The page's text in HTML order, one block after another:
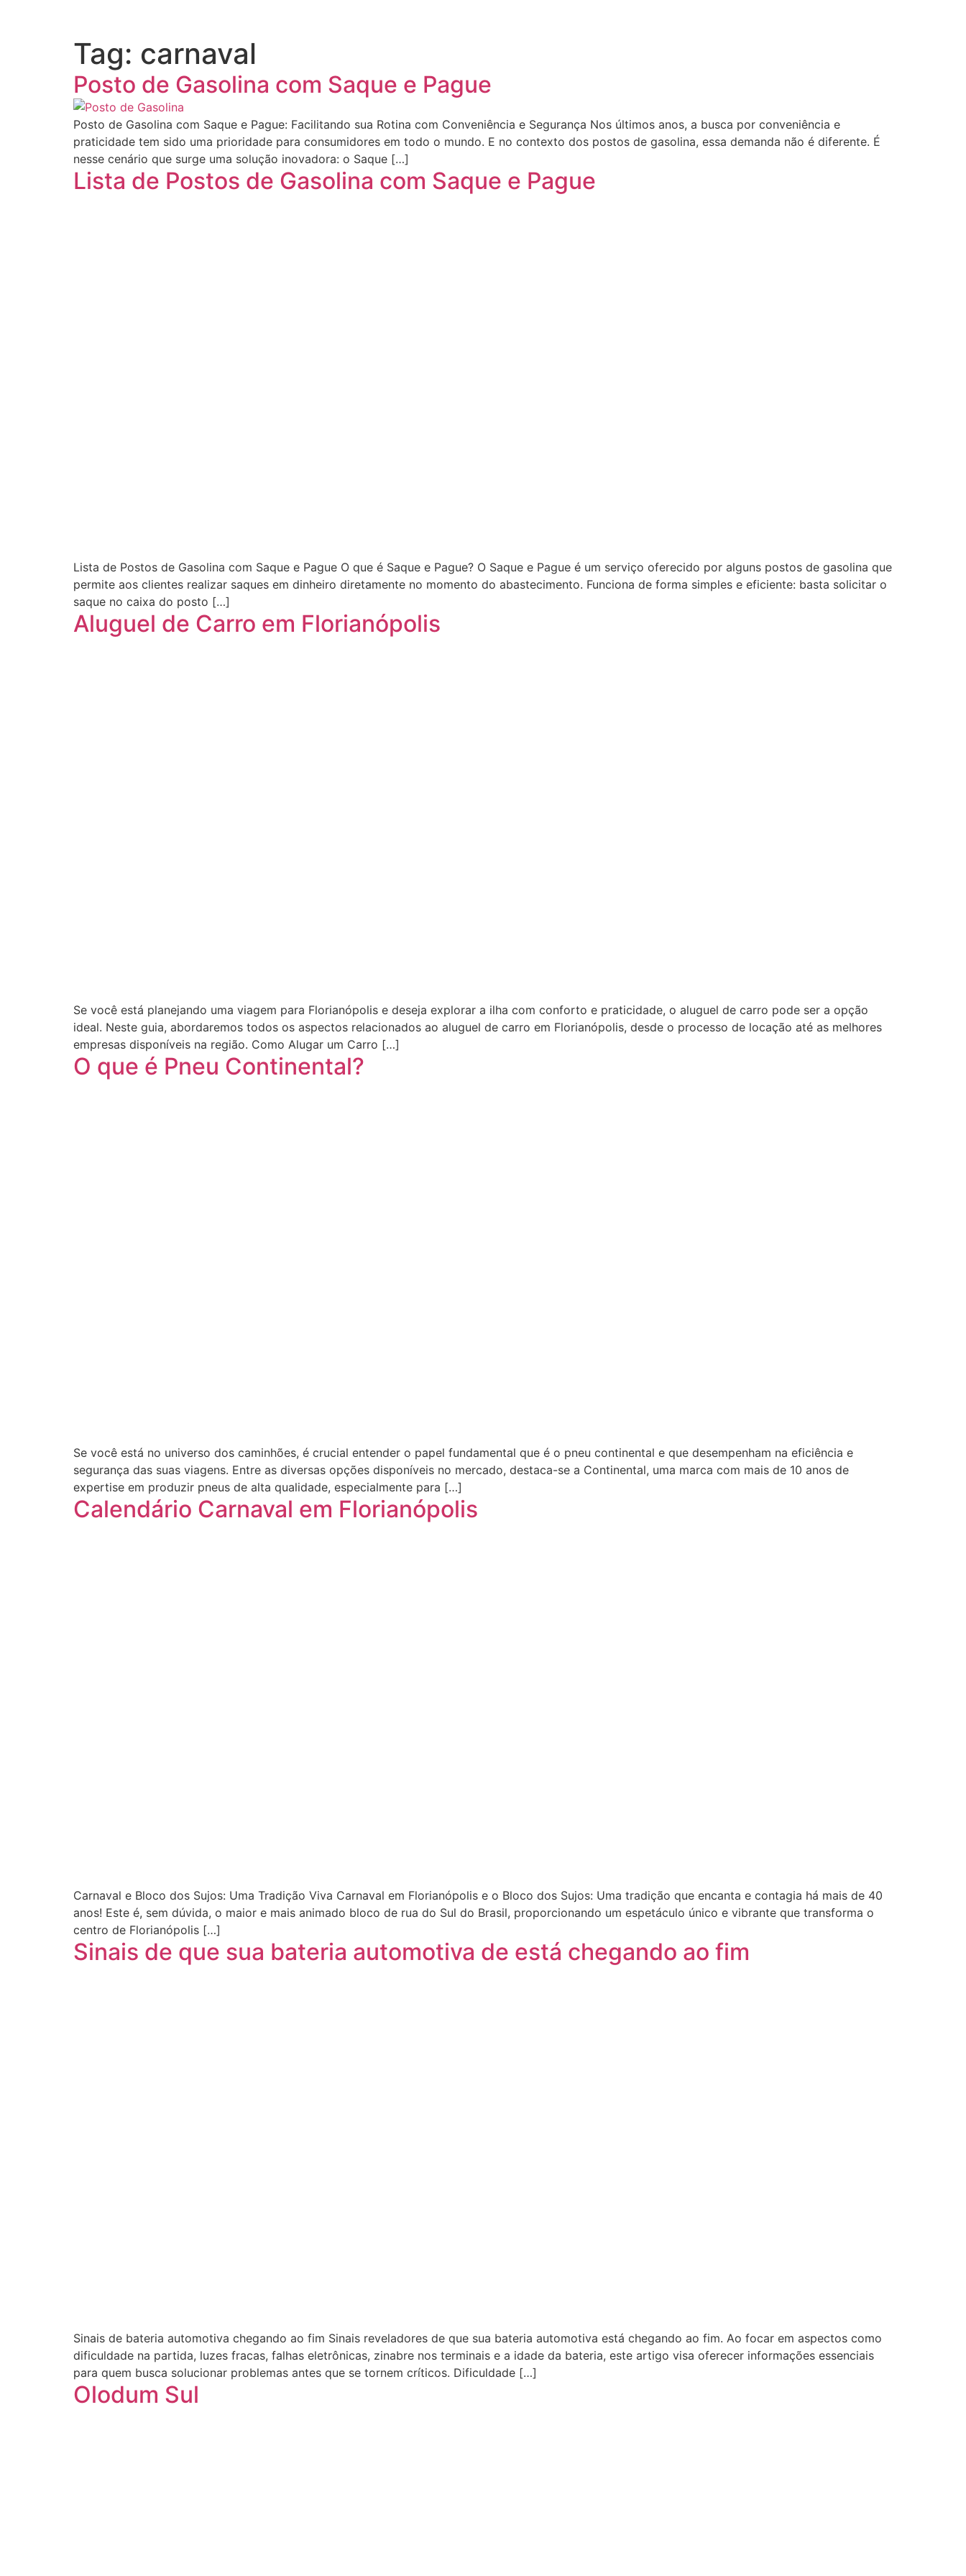
Tag: carnaval
Posto de Gasolina com Saque e Pague
Posto de Gasolina com Saque e Pague: Facilitando sua Rotina com Conveniência e Segurança Nos últimos anos, a busca por conveniência e
praticidade tem sido uma prioridade para consumidores em todo o mundo. E no contexto dos postos de gasolina, essa demanda não é diferente. É
nesse cenário que surge uma solução inovadora: o Saque […]
Lista de Postos de Gasolina com Saque e Pague
Lista de Postos de Gasolina com Saque e Pague O que é Saque e Pague? O Saque e Pague é um serviço oferecido por alguns postos de gasolina que
permite aos clientes realizar saques em dinheiro diretamente no momento do abastecimento. Funciona de forma simples e eficiente: basta solicitar o
saque no caixa do posto […]
Aluguel de Carro em Florianópolis
Se você está planejando uma viagem para Florianópolis e deseja explorar a ilha com conforto e praticidade, o aluguel de carro pode ser a opção
ideal. Neste guia, abordaremos todos os aspectos relacionados ao aluguel de carro em Florianópolis, desde o processo de locação até as melhores
empresas disponíveis na região. Como Alugar um Carro […]
O que é Pneu Continental?
Se você está no universo dos caminhões, é crucial entender o papel fundamental que é o pneu continental e que desempenham na eficiência e
segurança das suas viagens. Entre as diversas opções disponíveis no mercado, destaca-se a Continental, uma marca com mais de 10 anos de
expertise em produzir pneus de alta qualidade, especialmente para […]
Calendário Carnaval em Florianópolis
Carnaval e Bloco dos Sujos: Uma Tradição Viva Carnaval em Florianópolis e o Bloco dos Sujos: Uma tradição que encanta e contagia há mais de 40
anos! Este é, sem dúvida, o maior e mais animado bloco de rua do Sul do Brasil, proporcionando um espetáculo único e vibrante que transforma o
centro de Florianópolis […]
Sinais de que sua bateria automotiva de está chegando ao fim
Sinais de bateria automotiva chegando ao fim Sinais reveladores de que sua bateria automotiva está chegando ao fim. Ao focar em aspectos como
dificuldade na partida, luzes fracas, falhas eletrônicas, zinabre nos terminais e a idade da bateria, este artigo visa oferecer informações essenciais
para quem busca solucionar problemas antes que se tornem críticos. Dificuldade […]
Olodum Sul